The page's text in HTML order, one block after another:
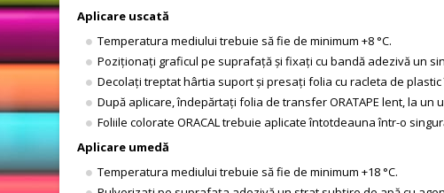
Aplicare uscată
Temperatura mediului trebuie să fie de minimum +8 °C.
Poziționați graficul pe suprafață și fixați cu bandă adezivă un
Decolați treptat hârtia suport și presați folia cu racleta de
După aplicare, îndepărtați folia de transfer ORATAPE lent, la un
Foliile colorate ORACAL trebuie aplicate întotdeauna într-o
Aplicare umedă
Temperatura mediului trebuie să fie de minimum +18 °C.